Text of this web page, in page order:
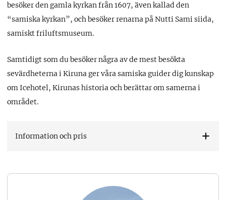
besöker den gamla kyrkan från 1607, även kallad den
“samiska kyrkan”, och besöker renarna på Nutti Sami siida,
samiskt friluftsmuseum.
Samtidigt som du besöker några av de mest besökta
sevärdheterna i Kiruna ger våra samiska guider dig kunskap
om Icehotel, Kirunas historia och berättar om samerna i
området.
Information och pris